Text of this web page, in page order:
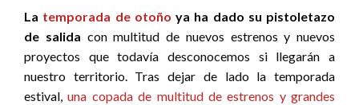
La temporada de otoño ya ha dado su pistoletazo
de salida con multitud de nuevos estrenos y nuevos
proyectos que todavía desconocemos si llegarán a
nuestro territorio. Tras dejar de lado la temporada
estival,una copada de multitud de estrenos y grandes